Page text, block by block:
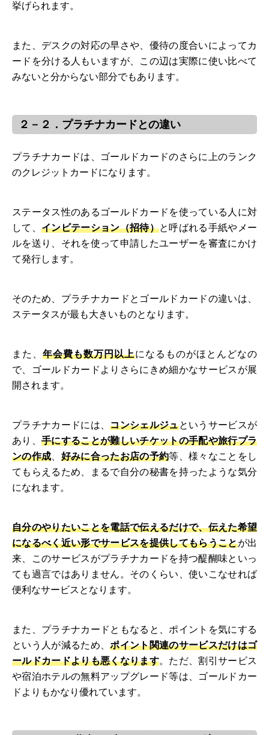
挙げられます。
また、デスクの対応の早さや、優待の度合いによってカ
ードを分ける人もいますが、この辺は実際に使い比べて
みないと分からない部分でもあります。
２－２．プラチナカードとの違い
プラチナカードは、ゴールドカードのさらに上のランク
のクレジットカードになります。
ステータス性のあるゴールドカードを使っている人に対
して、 インビテーション（招待）と呼ばれる手紙やメー
ルを送り、それを使って申請したユーザーを審査にかけ
て発行します。
そのため、プラチナカードとゴールドカードの違いは、
ステータスが最も大きいものとなります。
また、年会費も数万円以上になるものがほとんどなの
で、ゴールドカードよりさらにきめ細かなサービスが展
開されます。
プラチナカードには、コンシェルジュというサービスが
あり、 手にすることが難しいチケットの手配や旅行プラ
ンの作成
好みに合ったお店の予約等、様々なことをし
てもらえるため、まるで自分の秘書を持ったような気分
になれます。
自分のやりたいことを電話で伝えるだけで、伝えた希望
になるべく近い形でサービスを提供してもらうことが出
来、このサービスがプラチナカードを持つ醍醐味といっ
ても過言ではありません。そのくらい、使いこなせれば
便利なサービスとなります。
また、プラチナカードともなると、ポイントを気にする
という人が減るため、ポイント関連のサービスだけはゴ
ールドカードよりも悪くなります。ただ、割引サービス
や宿泊ホテルの無料アップグレード等は、ゴールドカー
ドよりもかなり優れています。